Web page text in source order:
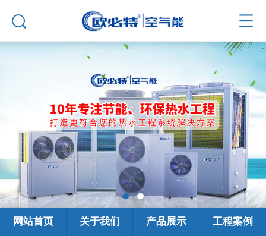
网站首页 关于我们 产品展示 工程案例